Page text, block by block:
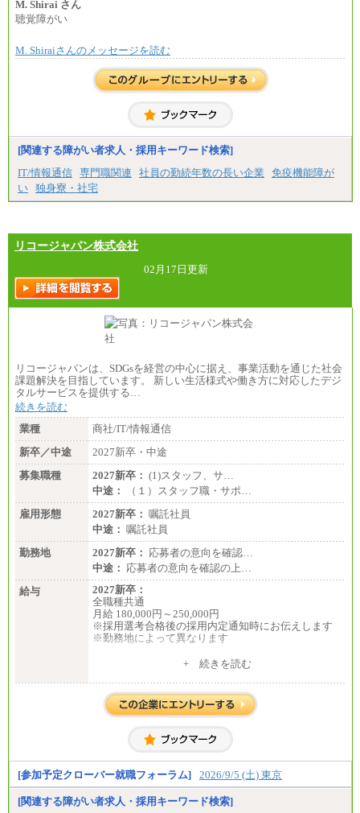
※上記に加え、所定労働時間外に勤務をした場
※試用期間中も給与に変更はございません。
＜募集各社・全職種共通＞
月給21万円以上～
※試用期間中の給与に変更はありません。
ます。
M. Shirai さん
聴覚障がい
M. Shiraiさんのメッセージを読む
[関連する障がい者求人・採用キーワード検索]
IT/情報通信 専門職関連 社員の勤続年数の長い企業
免疫機能障が
い 独身寮・社宅
リコージャパン株式会社
02月17日更新
リコージャパンは、SDGsを経営の中心に据え、事業活動を通じた社会
課題解決を目指しています。 新しい生活様式や働き方に対応したデジ
タルサービスを提供する…
続きを読む
業種
商社/IT/情報通信
新卒／中途
2027新卒・中途
募集職種
2027新卒： (1)スタッフ、サ…
中途：
（１）スタッフ職・サポ…
雇用形態
2027新卒： 嘱託社員
中途： 嘱託社員
勤務地
2027新卒： 応募者の意向を確認…
中途： 応募者の意向を確認の上…
給与
2027新卒：
全職種共通
月給 180,000円～250,000円
※採用選考合格後の採用内定通知時にお伝えします
※勤務地によって異なります
月給 200,000円～250,000円
入社時の処遇は経験・能力を考慮の上、当社規程に
より決定します。
お伝えします。
+ 続きを読む
[参加予定クローバー就職フォーラム] 2026/9/5 (土) 東京
[関連する障がい者求人・採用キーワード検索]